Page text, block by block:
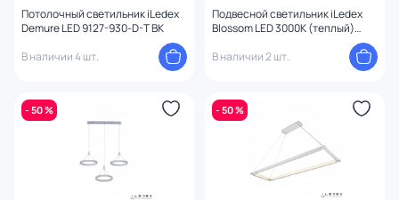
Потолочный светильник iLedex
Demure LED 9127-930-D-T BK
В наличии 4 шт.
Подвесной светильник iLedex
Blossom LED 3000К (теплый)
В наличии 2 шт.
- 50 % - 50 %